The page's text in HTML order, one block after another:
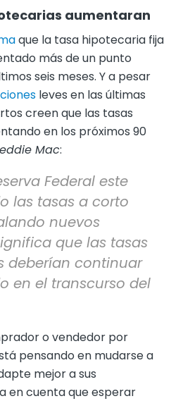
aumentaran
que la tasa hipotecaria fija
más de un punto
seis meses. Y a pesar
leves en las últimas
creen que las tasas
en los próximos 90
Mac:
Federal este
las tasas a corto
nuevos
que las tasas
deberían continuar
en el transcurso del
o vendedor por
pensando en mudarse a
mejor a sus
en cuenta que esperar